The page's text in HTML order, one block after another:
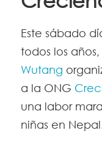
Este sábado
todos los
Wutang
a la ONG
una labor
niñas en